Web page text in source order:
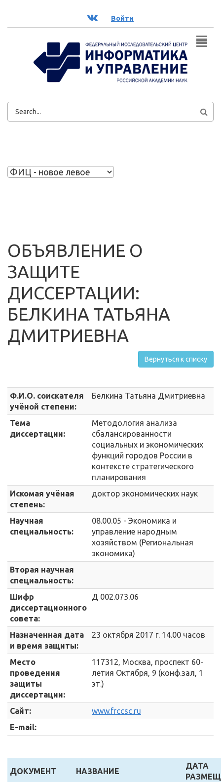
ВК Войти
ФОРМА
ОБЪЯВЛЕНИЕ О
ЗАЩИТЕ
ДИССЕРТАЦИИ:
БЕЛКИНА ТАТЬЯНА
ДМИТРИЕВНА
Вернуться к списку
Ф.И.О. соискателя
учёной степени:
Белкина Татьяна Дмитриевна
Тема
диссертации:
Методология анализа
сбалансированности
социальных и экономических
функций городов России в
контексте стратегического
планирования
Искомая учёная
степень:
доктор экономических наук
Научная
специальность:
08.00.05 - Экономика и
управление народным
хозяйством (Региональная
экономика)
Вторая научная
специальность:
Шифр
диссертационного
совета:
Д 002.073.06
Назначенная дата
и время защиты:
23 октября 2017 г. 14.00 часов
Место
проведения
защиты
диссертации:
117312, Москва, проспект 60-
летия Октября, 9 (конф.зал, 1
эт.)
Сайт:
www.frccsc.ru
E-mail:
ДОКУМЕНТ НАЗВАНИЕ
ДАТА